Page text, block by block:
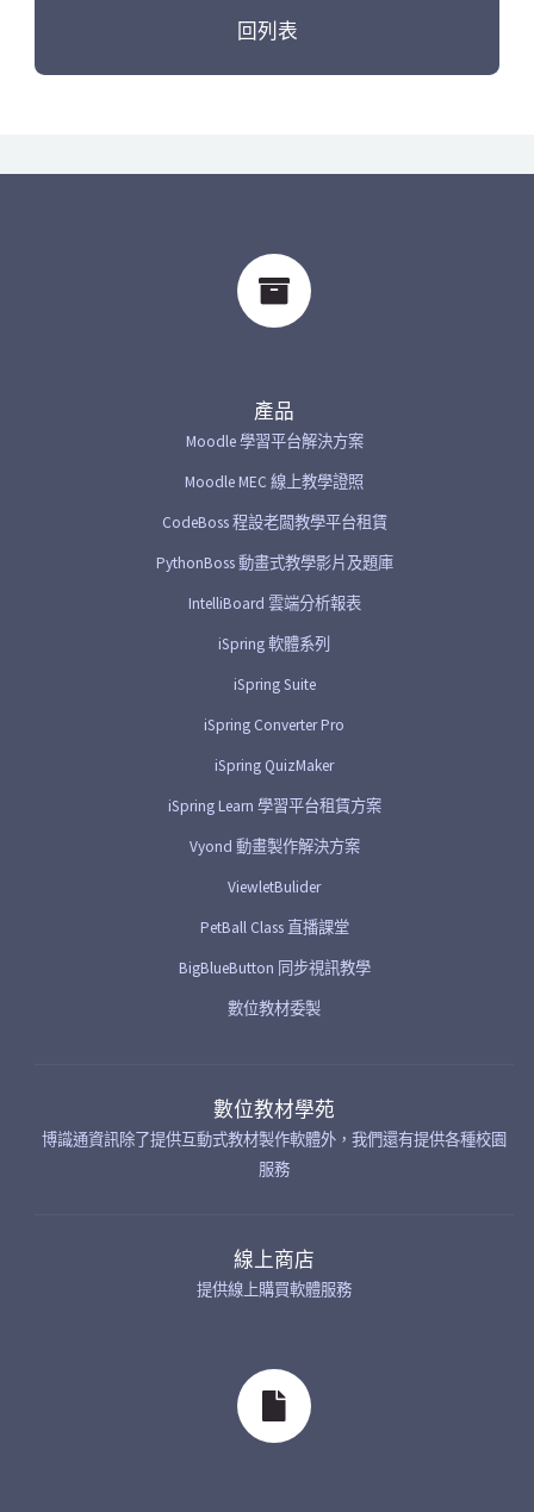
回列表
產品
Moodle 學習平台解決方案
Moodle MEC 線上教學證照
CodeBoss 程設老闆教學平台租賃
PythonBoss 動畫式教學影片及題庫
IntelliBoard 雲端分析報表
iSpring 軟體系列
iSpring Suite
iSpring Converter Pro
iSpring QuizMaker
iSpring Learn 學習平台租賃方案
Vyond 動畫製作解決方案
ViewletBulider
PetBall Class 直播課堂
BigBlueButton 同步視訊教學
數位教材委製
數位教材學苑
博識通資訊除了提供互動式教材製作軟體外，我們還有提供各種校園
服務
線上商店
提供線上購買軟體服務